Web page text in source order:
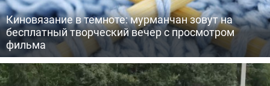
Киновязание в темноте: мурманчан зовут на
бесплатный творческий вечер с просмотром
фильма